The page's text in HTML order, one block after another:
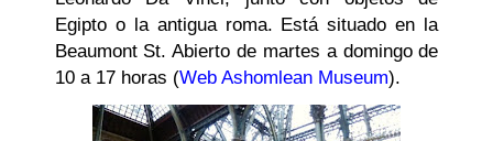
Egipto o la antigua roma. Está situado en la
Beaumont St. Abierto de martes a domingo de
10 a 17 horas (Web Ashomlean Museum).